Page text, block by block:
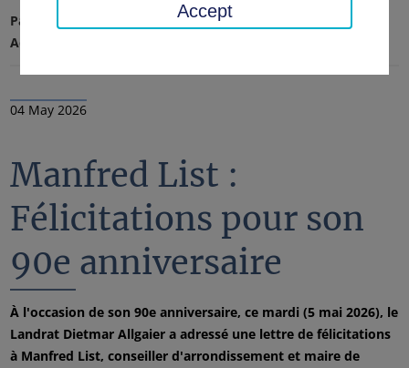
Page d'accueil
Conseil régional, district
Actualités
04 May 2026
Manfred List :
Félicitations pour son
90e anniversaire
À l'occasion de son 90e anniversaire, ce mardi (5 mai 2026), le
Landrat Dietmar Allgaier a adressé une lettre de félicitations
à Manfred List, conseiller d'arrondissement et maire de
Accept